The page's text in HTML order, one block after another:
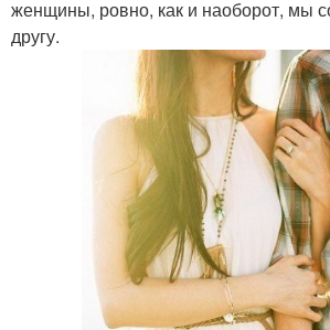
женщины, ровно, как и наоборот, мы
другу.